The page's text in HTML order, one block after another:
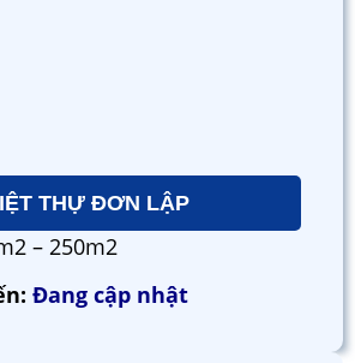
THỰ ĐƠN LẬP
– 250m2
Đang cập nhật